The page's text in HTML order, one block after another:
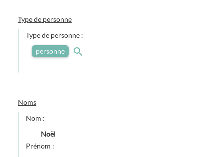
Type de personne
Type de personne :
personne
Noms
Nom :
Noël
Prénom :